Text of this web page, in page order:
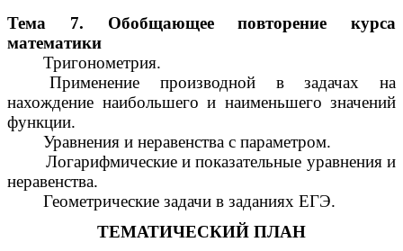
Тема 7. Обобщающее повторение курса
математики
Тригонометрия.
Применение производной в задачах на
нахождение наибольшего и наименьшего значений
функции.
Уравнения и неравенства с параметром.
Логарифмические и показательные уравнения и
неравенства.
Геометрические задачи в заданиях ЕГЭ.
ТЕМАТИЧЕСКИЙ ПЛАН